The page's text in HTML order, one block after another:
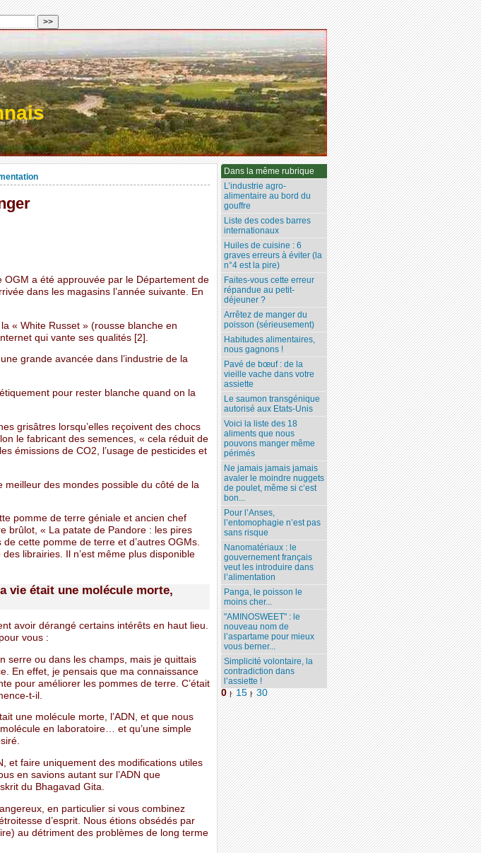
OGM a été approuvée par le Département de
dans les magasins l’année suivante. En
« White Russet » (rousse blanche en
qui vante ses qualités [2].
grande avancée dans l’industrie de la
pour rester blanche quand on la
grisâtres lorsqu’elles reçoivent des chocs
le fabricant des semences, « cela réduit de
émissions de CO2, l’usage de pesticides et
des mondes possible du côté de la
pomme de terre géniale et ancien chef
brûlot, « La patate de Pandore : les pires
cette pomme de terre et d’autres OGMs.
librairies. Il n’est même plus disponible
vie était une molécule morte,
avoir dérangé certains intérêts en haut lieu.
vous :
serre ou dans les champs, mais je quittais
En effet, je pensais que ma connaissance
pour améliorer les pommes de terre. C’était
t-il.
une molécule morte, l’ADN, et que nous
en laboratoire… et qu’une simple
et faire uniquement des modifications utiles
en savions autant sur l’ADN que
du Bhagavad Gita.
en particulier si vous combinez
d’esprit. Nous étions obsédés par
au détriment des problèmes de long terme
Dans la même rubrique
L’industrie agro-
alimentaire au bord du
gouffre
Liste des codes barres
internationaux
Huiles de cuisine : 6
graves erreurs à éviter (la
n°4 est la pire)
Faites-vous cette erreur
répandue au petit-
déjeuner ?
Arrêtez de manger du
poisson (sérieusement)
Habitudes alimentaires,
nous gagnons !
Pavé de bœuf : de la
vieille vache dans votre
assiette
Le saumon transgénique
autorisé aux Etats-Unis
Voici la liste des 18
aliments que nous
pouvons manger même
périmés
Ne jamais jamais jamais
avaler le moindre nuggets
de poulet, même si c’est
bon...
Pour l’Anses,
l’entomophagie n’est pas
sans risque
Nanomatériaux : le
gouvernement français
veut les introduire dans
l’alimentation
Panga, le poisson le
moins cher...
"AMINOSWEET" : le
nouveau nom de
l’aspartame pour mieux
vous berner...
Simplicité volontaire, la
contradiction dans
l’assiette !
0 | 15 | 30